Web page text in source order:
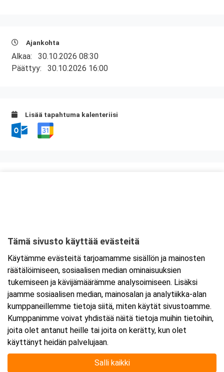
Ajankohta
Alkaa: 30.10.2026 08:30
Päättyy: 30.10.2026 16:00
Lisää tapahtuma kalenteriisi
Tarkempi kartta ja ajo-ohjeet
Tämä sivusto käyttää evästeitä
Käytämme evästeitä tarjoamamme sisällön ja mainosten
räätälöimiseen, sosiaalisen median ominaisuuksien
tukemiseen ja kävijämäärämme analysoimiseen. Lisäksi
jaamme sosiaalisen median, mainosalan ja analytiikka-alan
kumppaneillemme tietoja siitä, miten käytät sivustoamme.
Kumppanimme voivat yhdistää näitä tietoja muihin tietoihin,
joita olet antanut heille tai joita on kerätty, kun olet
käyttänyt heidän palvelujaan.
Salli kaikki